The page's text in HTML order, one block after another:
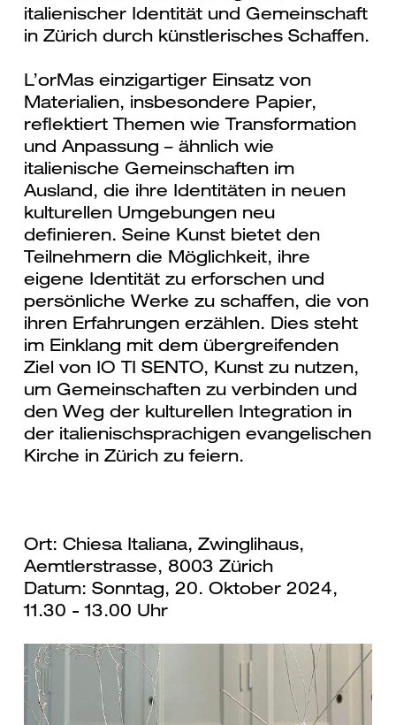
italienischer Identität und Gemeinschaft
in Zürich durch künstlerisches Schaffen.
L’orMas einzigartiger Einsatz von
Materialien, insbesondere Papier,
reflektiert Themen wie Transformation
und Anpassung – ähnlich wie
italienische Gemeinschaften im
Ausland, die ihre Identitäten in neuen
kulturellen Umgebungen neu
definieren. Seine Kunst bietet den
Teilnehmern die Möglichkeit, ihre
eigene Identität zu erforschen und
persönliche Werke zu schaffen, die von
ihren Erfahrungen erzählen. Dies steht
im Einklang mit dem übergreifenden
Ziel von IO TI SENTO, Kunst zu nutzen,
um Gemeinschaften zu verbinden und
den Weg der kulturellen Integration in
der italienischsprachigen evangelischen
Kirche in Zürich zu feiern.
Ort: Chiesa Italiana, Zwinglihaus,
Aemtlerstrasse, 8003 Zürich
Datum: Sonntag, 20. Oktober 2024,
11.30 - 13.00 Uhr